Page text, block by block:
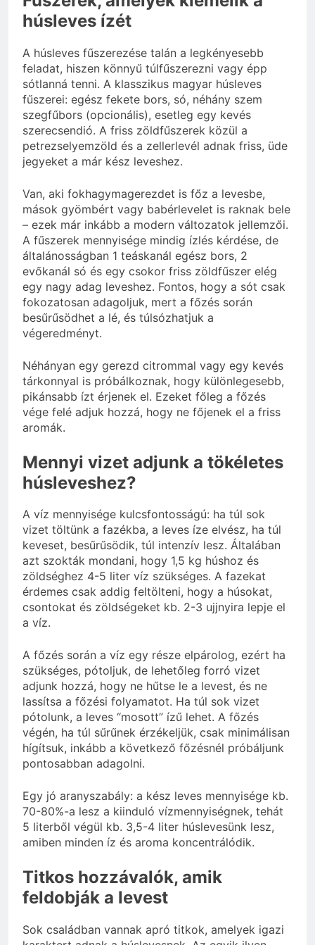
húsleves ízét
A húsleves fűszerezése talán a legkényesebb
feladat, hiszen könnyű túlfűszerezni vagy épp
sótlanná tenni. A klasszikus magyar húsleves
fűszerei: egész fekete bors, só, néhány szem
szegfűbors (opcionális), esetleg egy kevés
szerecsendió. A friss zöldfűszerek közül a
petrezselyemzöld és a zellerlevél adnak friss, üde
jegyeket a már kész leveshez.
Van, aki fokhagymagerezdet is főz a levesbe,
mások gyömbért vagy babérlevelet is raknak bele
– ezek már inkább a modern változatok jellemzői.
A fűszerek mennyisége mindig ízlés kérdése, de
általánosságban 1 teáskanál egész bors, 2
evőkanál só és egy csokor friss zöldfűszer elég
egy nagy adag leveshez. Fontos, hogy a sót csak
fokozatosan adagoljuk, mert a főzés során
besűrűsödhet a lé, és túlsózhatjuk a
végeredményt.
Néhányan egy gerezd citrommal vagy egy kevés
tárkonnyal is próbálkoznak, hogy különlegesebb,
pikánsabb ízt érjenek el. Ezeket főleg a főzés
vége felé adjuk hozzá, hogy ne főjenek el a friss
aromák.
Mennyi vizet adjunk a tökéletes
húsleveshez?
A víz mennyisége kulcsfontosságú: ha túl sok
vizet töltünk a fazékba, a leves íze elvész, ha túl
keveset, besűrűsödik, túl intenzív lesz. Általában
azt szokták mondani, hogy 1,5 kg húshoz és
zöldséghez 4-5 liter víz szükséges. A fazekat
érdemes csak addig feltölteni, hogy a húsokat,
csontokat és zöldségeket kb. 2-3 ujjnyira lepje el
a víz.
A főzés során a víz egy része elpárolog, ezért ha
szükséges, pótoljuk, de lehetőleg forró vizet
adjunk hozzá, hogy ne hűtse le a levest, és ne
lassítsa a főzési folyamatot. Ha túl sok vizet
pótolunk, a leves “mosott” ízű lehet. A főzés
végén, ha túl sűrűnek érzékeljük, csak minimálisan
hígítsuk, inkább a következő főzésnél próbáljunk
pontosabban adagolni.
Egy jó aranyszabály: a kész leves mennyisége kb.
70-80%-a lesz a kiinduló vízmennyiségnek, tehát
5 literből végül kb. 3,5-4 liter húslevesünk lesz,
amiben minden íz és aroma koncentrálódik.
Titkos hozzávalók, amik
feldobják a levest
Sok családban vannak apró titkok, amelyek igazi